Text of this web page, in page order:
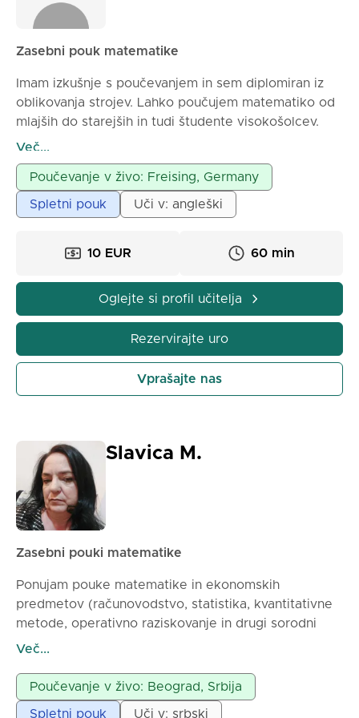
Zasebni pouk matematike
Imam izkušnje s poučevanjem in sem diplomiran iz
oblikovanja strojev. Lahko poučujem matematiko od
mlajših do starejših in tudi študente visokošolcev.
Lahko sprejmem osebne učne ure, prosim pišite.
Več...
Poučevanje v živo: Freising, Germany
Spletni pouk Uči v: angleški
10 EUR 60 min
Oglejte si profil učitelja
Rezervirajte uro
Vprašajte nas
Slavica M.
Zasebni pouki matematike
Ponujam pouke matematike in ekonomskih
predmetov (računovodstvo, statistika, kvantitativne
metode, operativno raziskovanje in drugi sorodni
predmeti) za vse starosti. Pouki lahko trajajo 60 ali
se koncentrira na delo in vadbo. Pouke vodim
posebej z vsakim učencem, saj ima vsak učenec
Več...
Poučevanje v živo: Beograd, Srbija
Spletni pouk Uči v: srbski